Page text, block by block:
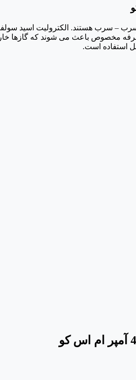
– سرب هستند. الکترولیت اسید
مخصوص باعث می شوند که گازها خارج
استفاده است.